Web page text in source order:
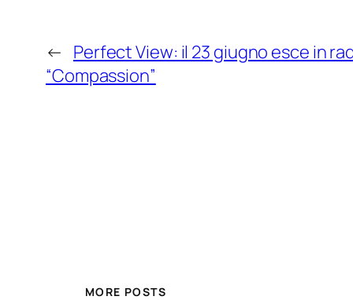
← Perfect View: il 23 giugno esce in
“Compassion”
MORE POSTS